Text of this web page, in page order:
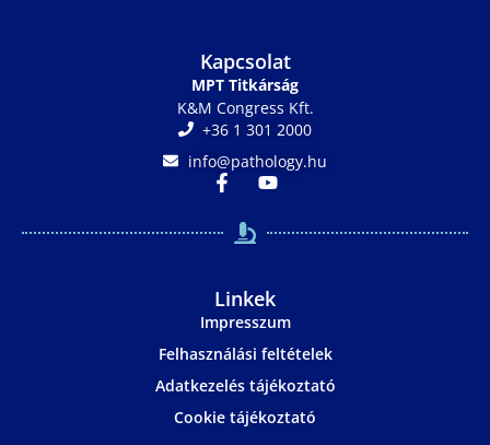
Kapcsolat
MPT Titkárság
K&M Congress Kft.
+36 1 301 2000
info@pathology.hu
Linkek
Impresszum
Felhasználási feltételek
Adatkezelés tájékoztató
Cookie tájékoztató